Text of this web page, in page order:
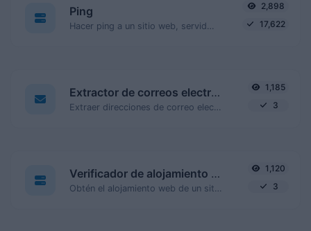
Ping
Hacer ping a un sitio web, servidor o puerto.
2,898
17,622
Extractor de correos electrónicos
Extraer direcciones de correo electrónico de cualquier tipo de contenido de texto.
1,185
3
Verificador de alojamiento web
Obtén el alojamiento web de un sitio web dado.
1,120
3